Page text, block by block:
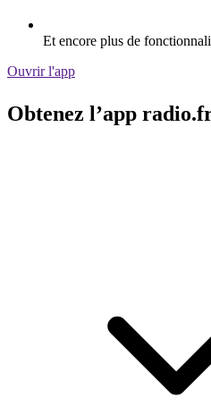
Et encore plus de
Ouvrir l'app
Obtenez l’app